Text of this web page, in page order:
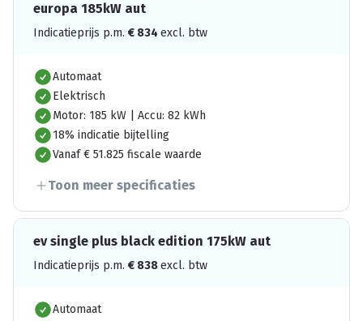
europa 185kW aut
Indicatieprijs p.m. € 834 excl. btw
Automaat
Elektrisch
Motor: 185 kW | Accu: 82 kWh
18% indicatie bijtelling
Vanaf € 51.825 fiscale waarde
Toon meer specificaties
ev single plus black edition 175kW aut
Indicatieprijs p.m. € 838excl. btw
Automaat